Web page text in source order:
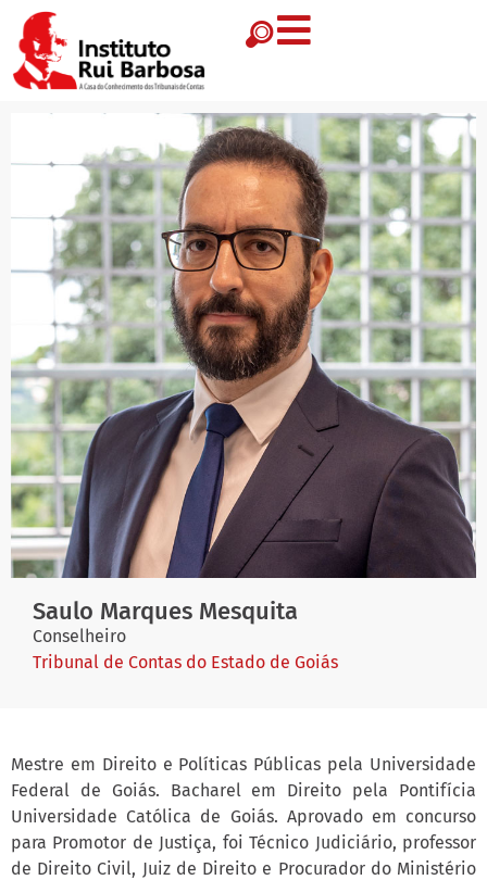
Saulo Marques Mesquita
Conselheiro
Tribunal de Contas do Estado de Goiás
Mestre em Direito e Políticas Públicas pela Universidade
Federal de Goiás. Bacharel em Direito pela Pontifícia
Universidade Católica de Goiás. Aprovado em concurso
para Promotor de Justiça, foi Técnico Judiciário, professor
de Direito Civil, Juiz de Direito e Procurador do Ministério